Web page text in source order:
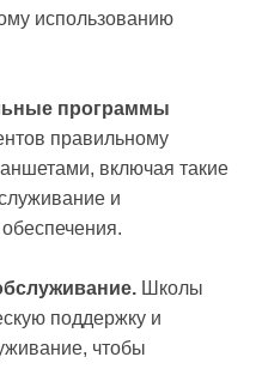
использованию
программы
правильному
включая такие
и
Школы
поддержку и
чтобы